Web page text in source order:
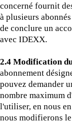
concerné fournit
à plusieurs
de conclure un
avec IDEXX.
2.4 Modification
abonnement
pouvez demander
nombre maximum
l'utiliser, en nous
nous modifierons